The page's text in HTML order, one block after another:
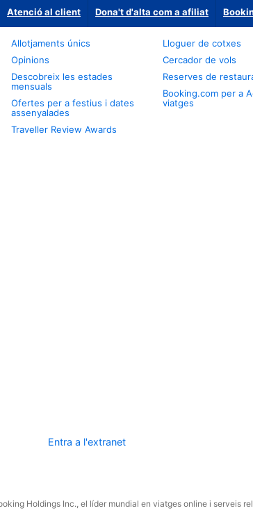
Atenció al client Dona't d'alta com a afiliat
Allotjaments únics
Opinions
Descobreix les estades
mensuals
Ofertes per a festius i dates
assenyalades
Traveller Review Awards
Lloguer de cotxes
Cercador de vols
Reserves de
Booking.com per a
viatges
Entra a l'extranet
Holdings Inc., el líder mundial en viatges online i serveis